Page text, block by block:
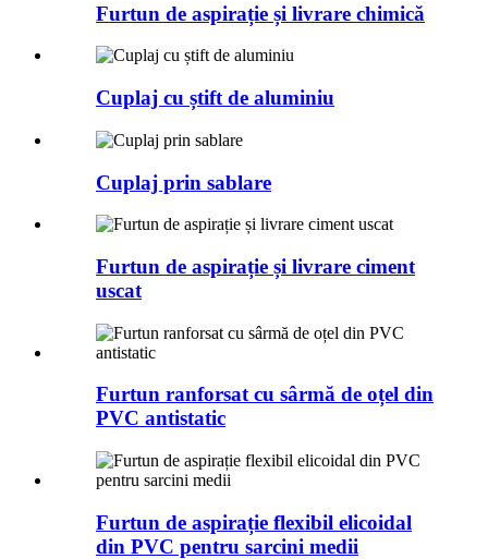
Furtun de aspirație și livrare chimică
Cuplaj cu știft de aluminiu
Cuplaj prin sablare
Furtun de aspirație și livrare ciment
uscat
Furtun ranforsat cu sârmă de oțel din
PVC antistatic
Furtun de aspirație flexibil elicoidal
din PVC pentru sarcini medii